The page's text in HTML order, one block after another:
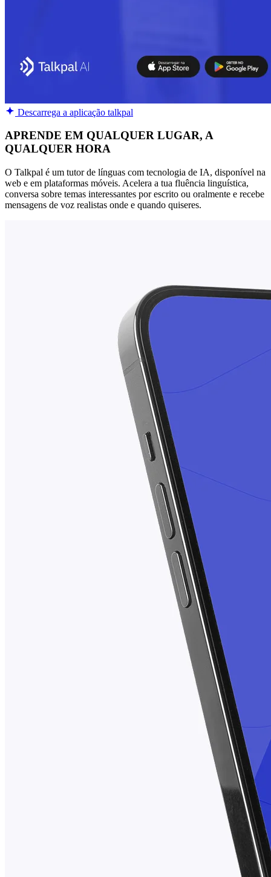
Descarrega a aplicação talkpal
APRENDE EM QUALQUER LUGAR, A
QUALQUER HORA
O Talkpal é um tutor de línguas com tecnologia de IA, disponível na
web e em plataformas móveis. Acelera a tua fluência linguística,
conversa sobre temas interessantes por escrito ou oralmente e recebe
mensagens de voz realistas onde e quando quiseres.